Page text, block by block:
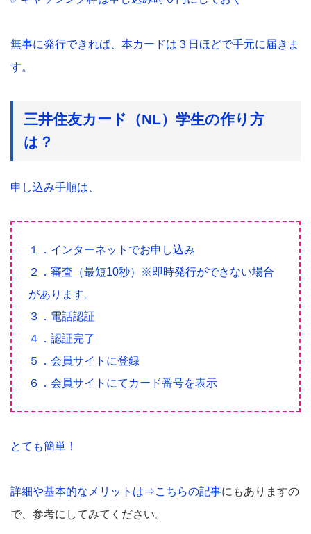
無事に発行できれば、本カードは３日ほどで手元に届きま
す。
三井住友カード（NL）学生の作り方
は？
申し込み手順は、
１．インターネットでお申し込み
２．審査（最短10秒）※即時発行ができない場合
があります。
３．電話認証
４．認証完了
５．会員サイトに登録
６．会員サイトにてカード番号を表示
とても簡単！
詳細や基本的なメリットは⇒こちらの記事にもありますの
で、参考にしてみてください。